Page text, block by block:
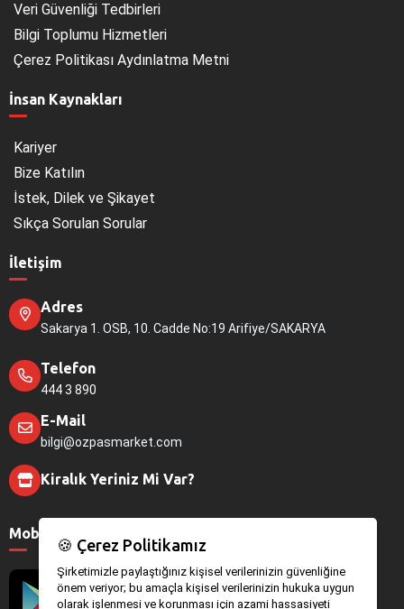
Veri Güvenliği Tedbirleri
Bilgi Toplumu Hizmetleri
Çerez Politikası Aydınlatma Metni
İnsan Kaynakları
Kariyer
Bize Katılın
İstek, Dilek ve Şikayet
Sıkça Sorulan Sorular
İletişim
Adres
Sakarya 1. OSB, 10. Cadde No:19 Arifiye/SAKARYA
Telefon
444 3 890
E-Mail
bilgi@ozpasmarket.com
Kiralık Yeriniz Mi Var?
Mobil Uygulamalar
🍪 Çerez Politikamız
Şirketimizle paylaştığınız kişisel verilerinizin güvenliğine
önem veriyor; bu amaçla kişisel verilerinizin hukuka uygun
olarak işlenmesi ve korunması için azami hassasiyeti